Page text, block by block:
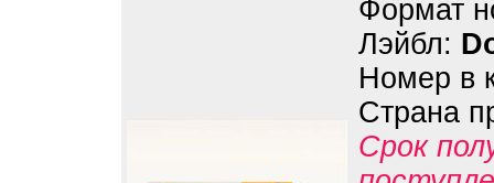
Формат
Лэйбл:
Номер в
Страна
Срок